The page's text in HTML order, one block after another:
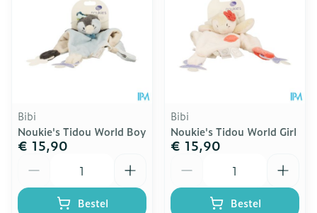
Bibi
Noukie's Tidou World Boy
€ 15,90
Bestel
Bibi
Noukie's Tidou World Girl
€ 15,90
Bestel